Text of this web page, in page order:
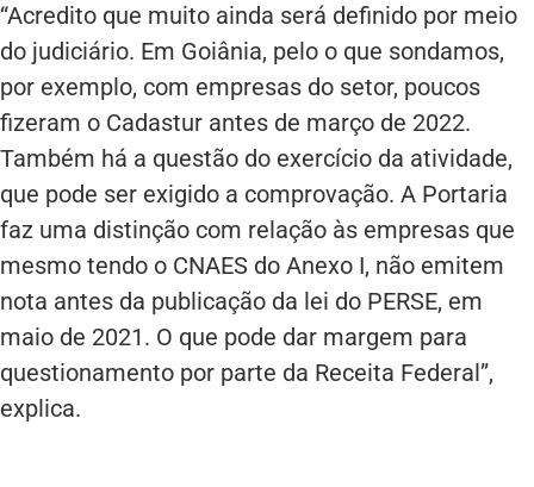
“Acredito que muito ainda será definido por meio
do judiciário. Em Goiânia, pelo o que sondamos,
por exemplo, com empresas do setor, poucos
fizeram o Cadastur antes de março de 2022.
Também há a questão do exercício da atividade,
que pode ser exigido a comprovação. A Portaria
faz uma distinção com relação às empresas que
mesmo tendo o CNAES do Anexo I, não emitem
nota antes da publicação da lei do PERSE, em
maio de 2021. O que pode dar margem para
questionamento por parte da Receita Federal”,
explica.